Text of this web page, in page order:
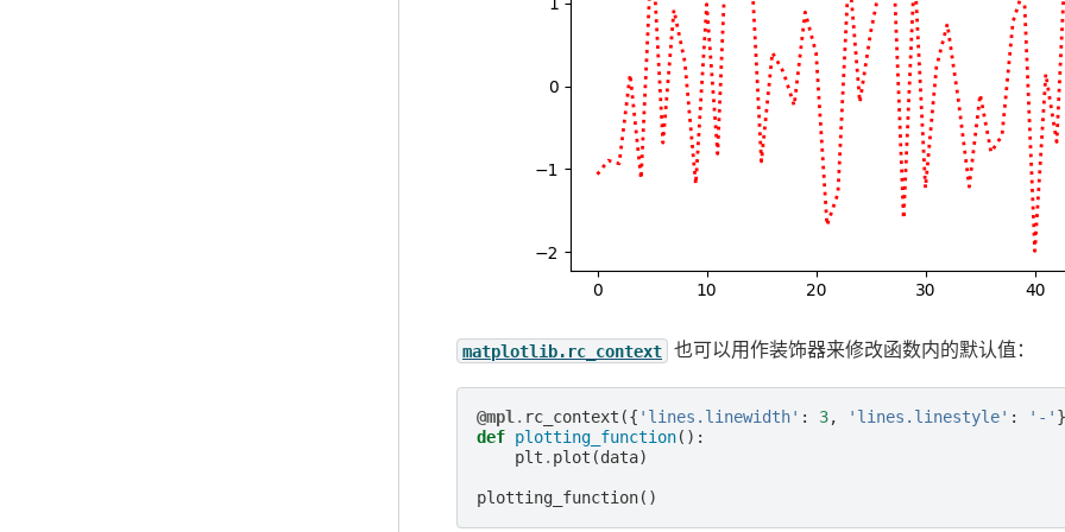
matplotlib.rc_context 也可以用作装饰器来修改函数内的默认值：
@mpl . rc_context ({ 'lines.linewidth' : 3, 'lines.linestyle' : '-'
def plotting_function():
plt . plot (data)
plotting_function()